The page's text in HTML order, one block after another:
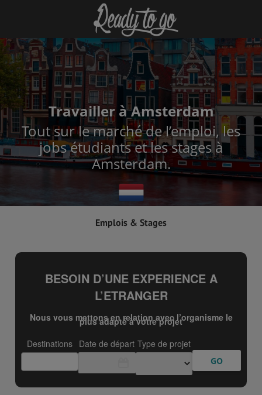
Travailler à Amsterdam
Tout sur le marché de l’emploi, les
jobs étudiants et les stages à
Amsterdam.
Emplois & Stages